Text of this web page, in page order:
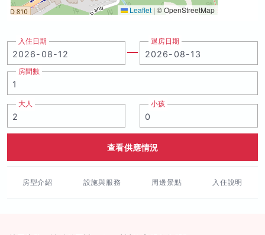
Leaflet | © OpenStreetMap
入住日期 退房日期
房間數
大人 小孩
查看供應情況
房型介紹 設施與服務 周邊景點 入住說明